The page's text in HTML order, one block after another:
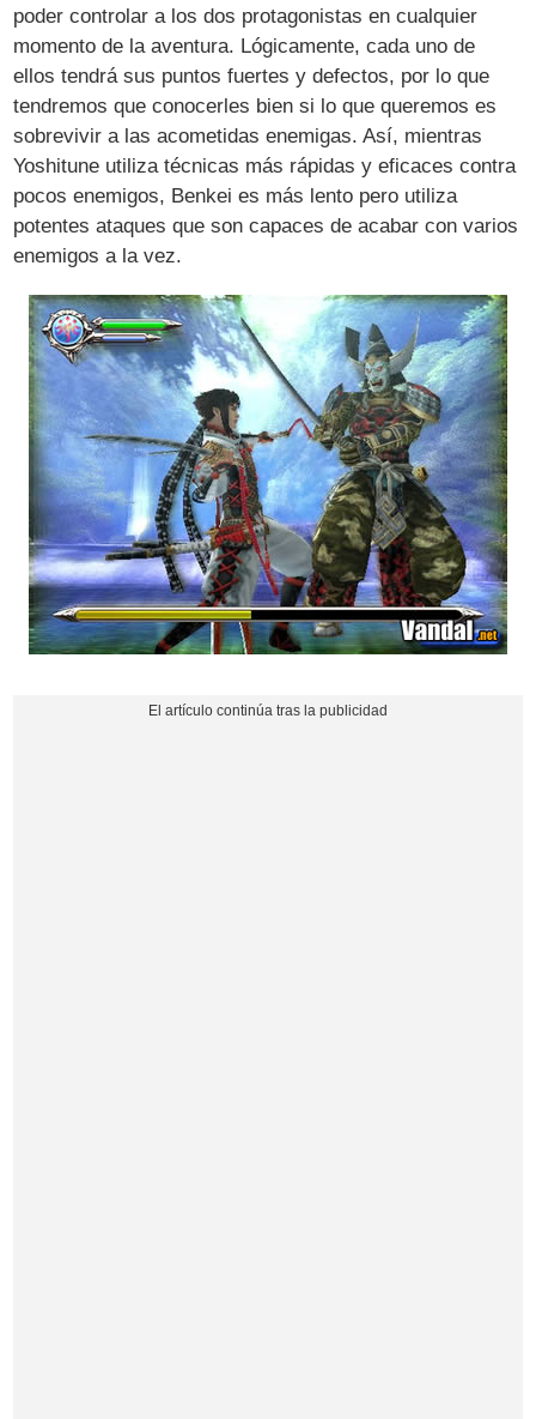
poder controlar a los dos protagonistas en cualquier
momento de la aventura. Lógicamente, cada uno de
ellos tendrá sus puntos fuertes y defectos, por lo que
tendremos que conocerles bien si lo que queremos es
sobrevivir a las acometidas enemigas. Así, mientras
Yoshitune utiliza técnicas más rápidas y eficaces contra
pocos enemigos, Benkei es más lento pero utiliza
potentes ataques que son capaces de acabar con varios
enemigos a la vez.